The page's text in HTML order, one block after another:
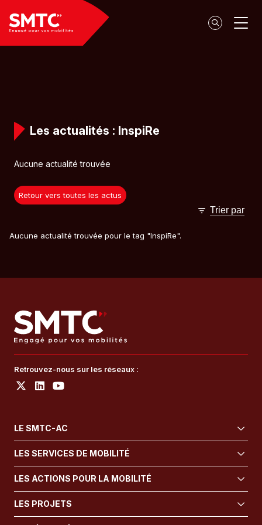
Panneau de gestion des cookies
Les actualités : InspiRe
Aucune actualité trouvée
Retour vers toutes les actus
Trier par
Aucune actualité trouvée pour le tag "InspiRe".
Retrouvez-nous sur les réseaux :
LE SMTC-AC
LES SERVICES DE MOBILITÉ
LES ACTIONS POUR LA MOBILITÉ
LES PROJETS